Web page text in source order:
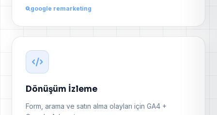
google remarketing
Dönüşüm İzleme
Form, arama ve satın alma olayları için GA4 +